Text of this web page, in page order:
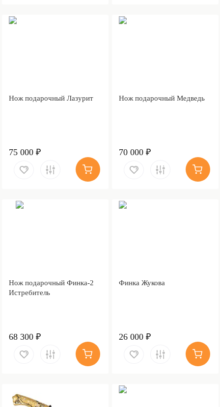
Нож подарочный Лазурит
75 000 ₽
Нож подарочный Медведь
70 000 ₽
Нож подарочный Финка-2
Истребитель
68 300 ₽
Финка Жукова
26 000 ₽